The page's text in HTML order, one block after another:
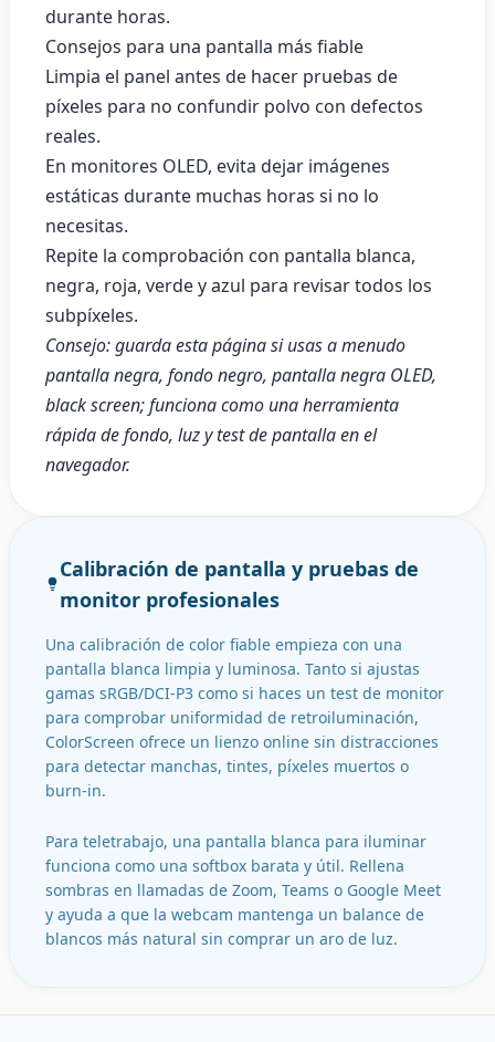
durante horas.
Consejos para una pantalla más fiable
Limpia el panel antes de hacer pruebas de
píxeles para no confundir polvo con defectos
reales.
En monitores OLED, evita dejar imágenes
estáticas durante muchas horas si no lo
necesitas.
Repite la comprobación con pantalla blanca,
negra, roja, verde y azul para revisar todos los
subpíxeles.
Consejo: guarda esta página si usas a menudo
pantalla negra, fondo negro, pantalla negra OLED,
black screen; funciona como una herramienta
rápida de fondo, luz y test de pantalla en el
navegador.
Calibración de pantalla y pruebas de
monitor profesionales
Una calibración de color fiable empieza con una
pantalla blanca limpia y luminosa. Tanto si ajustas
gamas sRGB/DCI-P3 como si haces un test de monitor
para comprobar uniformidad de retroiluminación,
ColorScreen ofrece un lienzo online sin distracciones
para detectar manchas, tintes, píxeles muertos o
burn-in.
Para teletrabajo, una pantalla blanca para iluminar
funciona como una softbox barata y útil. Rellena
sombras en llamadas de Zoom, Teams o Google Meet
y ayuda a que la webcam mantenga un balance de
blancos más natural sin comprar un aro de luz.